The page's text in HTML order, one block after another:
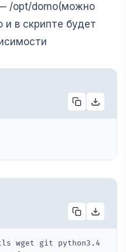
/opt/domo(можно
и в скрипте будет
wget git python3.4